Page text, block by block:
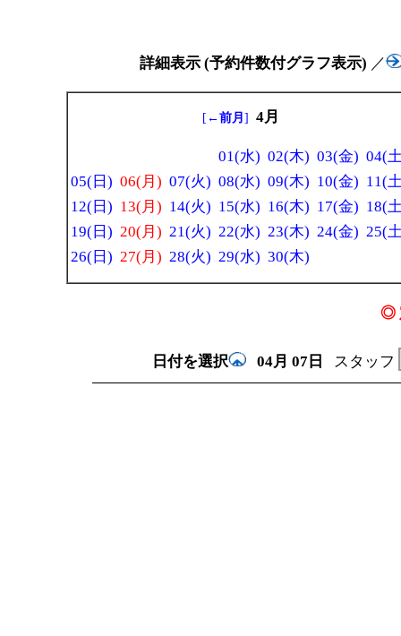
詳細表示 (予約件数付グラフ表示) ／
[ ←前月 ] 4月
01(水) 02(木) 03(金) 04(
05(日) 06(月) 07(火) 08(水) 09(木) 10(金) 11(
12(日) 13(月) 14(火) 15(水) 16(木) 17(金) 18(
19(日) 20(月) 21(火) 22(水) 23(木) 24(金) 25(
26(日) 27(月) 28(火) 29(水) 30(木)
◎
日付を選択 04月 07日 スタッフ